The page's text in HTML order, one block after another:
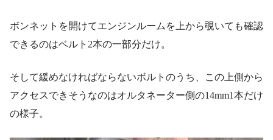
ボンネットを開けてエンジンルームを上から覗いても確認
できるのはベルト2本の一部分だけ。
そして緩めなければならないボルトのうち、この上側から
アクセスできそうなのはオルタネーター側の14mm1本だけ
の様子。